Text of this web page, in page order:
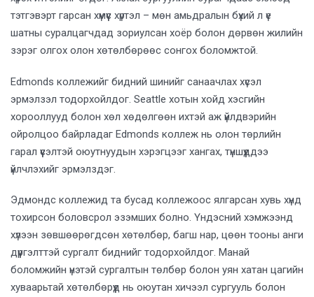
тэтгэвэрт гарсан хүмүүс хүртэл – мөн амьдралын бүхий л үе
шатны суралцагчдад зориулсан хоёр болон дөрвөн жилийн
зэрэг олгох олон хөтөлбөрөөс сонгох боломжтой.
Edmonds коллежийг бидний шинийг санаачлах хүсэл
эрмэлзэл тодорхойлдог. Seattle хотын хойд хэсгийн
хорооллууд болон хөл хөдөлгөөн ихтэй аж үйлдвэрийн
ойролцоо байрладаг Edmonds коллеж нь олон төрлийн
гарал үүсэлтэй оюутнуудын хэрэгцээг хангах, түншүүддээ
үйлчлэхийг эрмэлздэг.
Эдмондс коллежид та бусад коллежоос ялгарсан хувь хүнд
тохирсон боловсрол эзэмших болно. Үндэсний хэмжээнд
хүлээн зөвшөөрөгдсөн хөтөлбөр, багш нар, цөөн тооны анги
дүүргэлттэй сургалт биднийг тодорхойлдог. Манай
боломжийн үнэтэй сургалтын төлбөр болон уян хатан цагийн
хуваарьтай хөтөлбөрүүд нь оюутан хичээл сургууль болон